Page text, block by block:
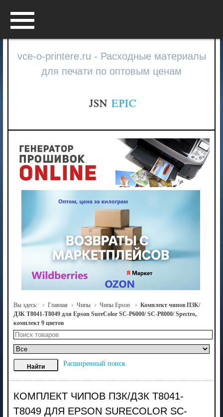
vce-o-printere.ru - Расходные материалы
для печати по оптовым ценам
Вы здесь: Главная Чипы Чипы Epson
Комплект чипов ПЗК/
ДЗК T8041-T8049 для Epson SureColor SC-P6000/ SC-P8000/ Spectro,
комплект 9 цветов
Расширенный поиск
КОМПЛЕКТ ЧИПОВ ПЗК/ДЗК T8041-
T8049 ДЛЯ EPSON SURECOLOR SC-